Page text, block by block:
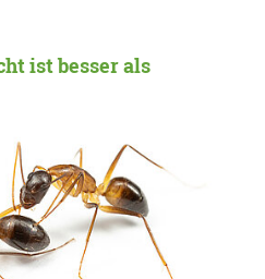
ist besser als